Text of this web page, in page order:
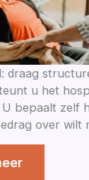
draag
u het
bepaalt zelf
over wilt